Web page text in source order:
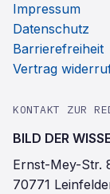
Impressum
Datenschutz
Barrierefreiheit
Vertrag
KONTAKT ZUR
BILD DER
Ernst-Mey-Str.
70771